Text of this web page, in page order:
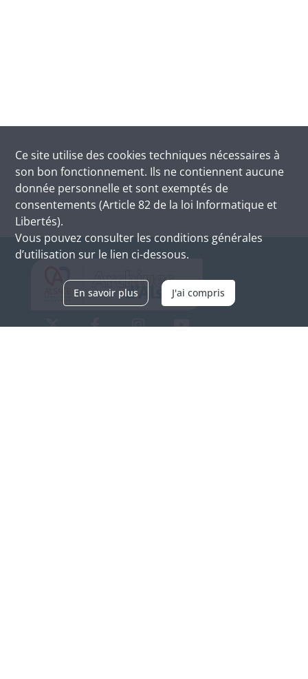
Ce site utilise des cookies techniques nécessaires à
son bon fonctionnement. Ils ne contiennent aucune
donnée personnelle et sont exemptés de
consentements (Article 82 de la loi Informatique et
Libertés).
Vous pouvez consulter les conditions générales
d’utilisation sur le lien ci-dessous.
En savoir plus J'ai compris